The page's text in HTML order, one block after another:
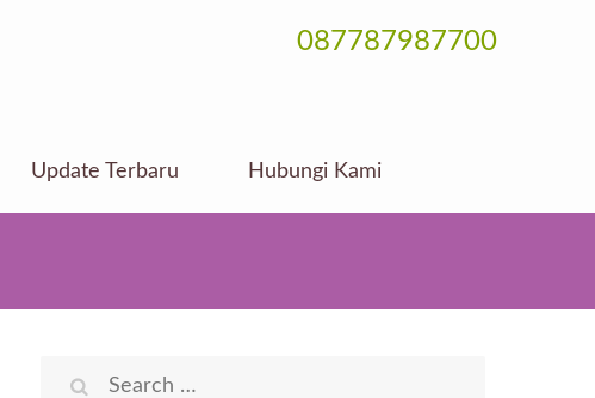
087787987700
Update Terbaru Hubungi Kami
Search